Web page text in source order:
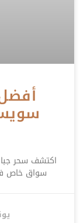
اكتشف سحر
سواق خاص في